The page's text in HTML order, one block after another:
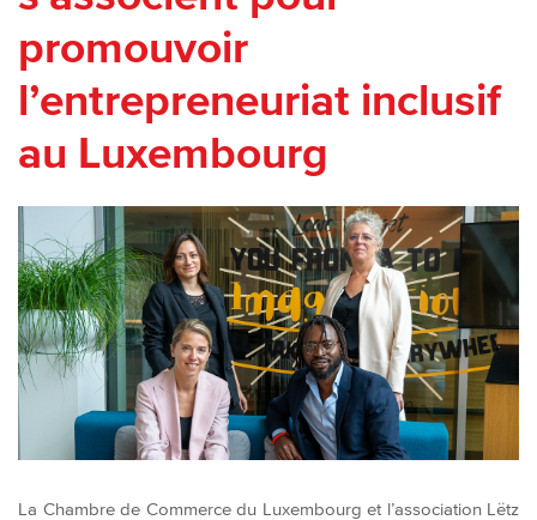
promouvoir
l’entrepreneuriat inclusif
au Luxembourg
La Chambre de Commerce du Luxembourg et l’association Lëtz